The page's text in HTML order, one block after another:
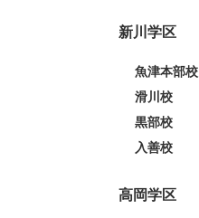
新川学区
魚津本部校
滑川校
黒部校
入善校
高岡学区